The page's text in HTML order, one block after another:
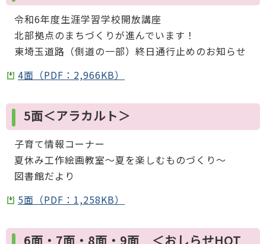
令和6年度生涯学習学校開放講座
北部拠点のまちづくりが進んでいます！
東埼玉道路（側道の一部）終日通行止めのお知らせ
4面（PDF：2,966KB）
5面＜アラカルト＞
子育て情報コーナー
夏休み工作絵画教室～夏を楽しむものづくり～
図書館だより
5面（PDF：1,258KB）
6面・7面・8面・9面 ＜おしらせHOT